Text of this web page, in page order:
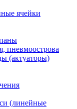
ячейки
пневмоострова
(актуаторы)
(линейные